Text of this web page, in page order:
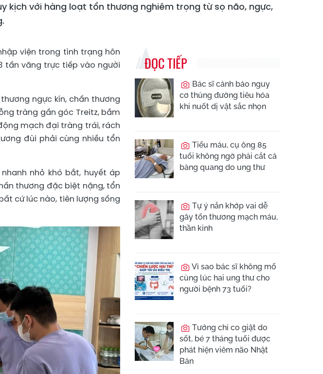
kịch với hàng loạt tổn thương nghiêm trọng từ sọ não, ngực,
viện trong tình trạng hôn
tấn văng trực tiếp vào người
ngực kín, chấn thương
tràng gần góc Treitz, bầm
mạch đại tràng trái, rách
đùi phải cùng nhiều tổn
nhỏ khó bắt, huyết áp
thương đặc biệt nặng, tổn
cứ lúc nào, tiên lượng sống
ĐỌC TIẾP
Bác sĩ cảnh báo nguy
cơ thủng đường tiêu hóa
khi nuốt dị vật sắc nhọn
Tiểu máu, cụ ông 85
tuổi không ngờ phải cắt cả
bàng quang do ung thư
Tự ý nắn khớp vai dễ
gây tổn thương mạch máu,
thần kinh
Vì sao bác sĩ không mổ
cùng lúc hai ung thư cho
người bệnh 73 tuổi?
Tưởng chỉ co giật do
sốt, bé 7 tháng tuổi được
phát hiện viêm não Nhật
Bản